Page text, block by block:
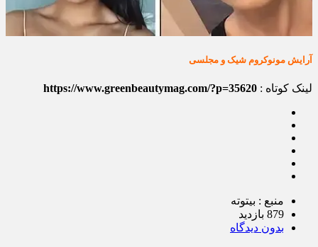
آرایش مونوکروم شیک و مجلسی
لینک کوتاه : https://www.greenbeautymag.com/?p=35620
منبع : بیتوته
879 بازدید
بدون دیدگاه